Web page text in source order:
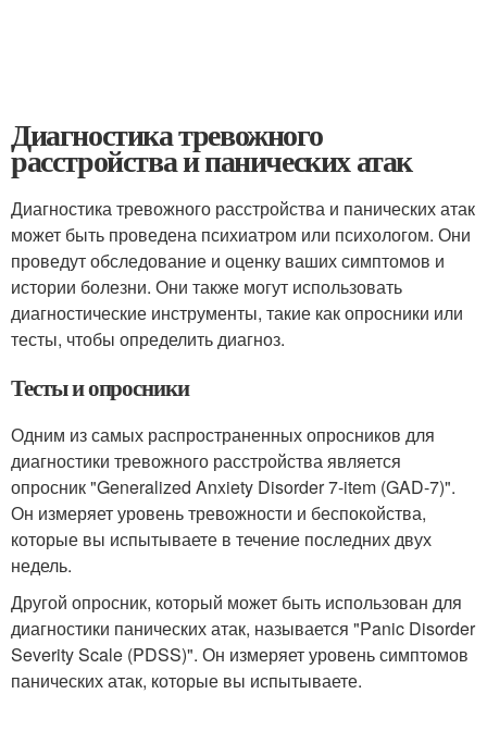
Диагностика тревожного
расстройства и панических атак
Диагностика тревожного расстройства и панических атак
может быть проведена психиатром или психологом. Они
проведут обследование и оценку ваших симптомов и
истории болезни. Они также могут использовать
диагностические инструменты, такие как опросники или
тесты, чтобы определить диагноз.
Тесты и опросники
Одним из самых распространенных опросников для
диагностики тревожного расстройства является
опросник "Generalized Anxiety Disorder 7-item (GAD-7)".
Он измеряет уровень тревожности и беспокойства,
которые вы испытываете в течение последних двух
недель.
Другой опросник, который может быть использован для
диагностики панических атак, называется "Panic Disorder
Severity Scale (PDSS)". Он измеряет уровень симптомов
панических атак, которые вы испытываете.